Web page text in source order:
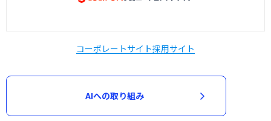
コーポレートサイト採用サイト
AIへの取り組み